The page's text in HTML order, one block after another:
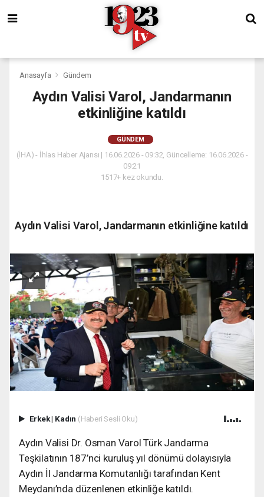
Anasayfa Gündem
Aydın Valisi Varol, Jandarmanın
etkinliğine katıldı
GÜNDEM
(İHA) - İhlas Haber Ajansı | 16.06.2026 - 09:32, Güncelleme: 16.06.2026 -
09:21
1517+ kez okundu.
Aydın Valisi Varol, Jandarmanın etkinliğine katıldı
Erkek| Kadın (Haberi Sesli Oku)
Aydın Valisi Dr. Osman Varol Türk Jandarma
Teşkilatının 187’nci kuruluş yıl dönümü dolayısıyla
Aydın İl Jandarma Komutanlığı tarafından Kent
Meydanı’nda düzenlenen etkinliğe katıldı.